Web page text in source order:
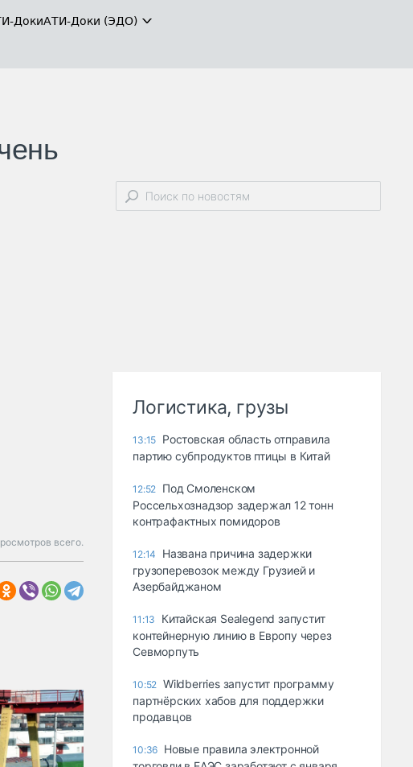
ДокиАТИ-Доки (ЭДО)
всего.
Логистика, грузы
13:15 Ростовская область отправила
партию субпродуктов птицы в Китай
12:52 Под Смоленском
Россельхознадзор задержал 12 тонн
контрафактных помидоров
12:14
Названа причина задержки
грузоперевозок между Грузией и
Азербайджаном
11:13
Китайская Sealegend запустит
контейнерную линию в Европу через
Севморпуть
10:52 Wildberries запустит программу
партнёрских хабов для поддержки
продавцов
10:36 Новые правила электронной